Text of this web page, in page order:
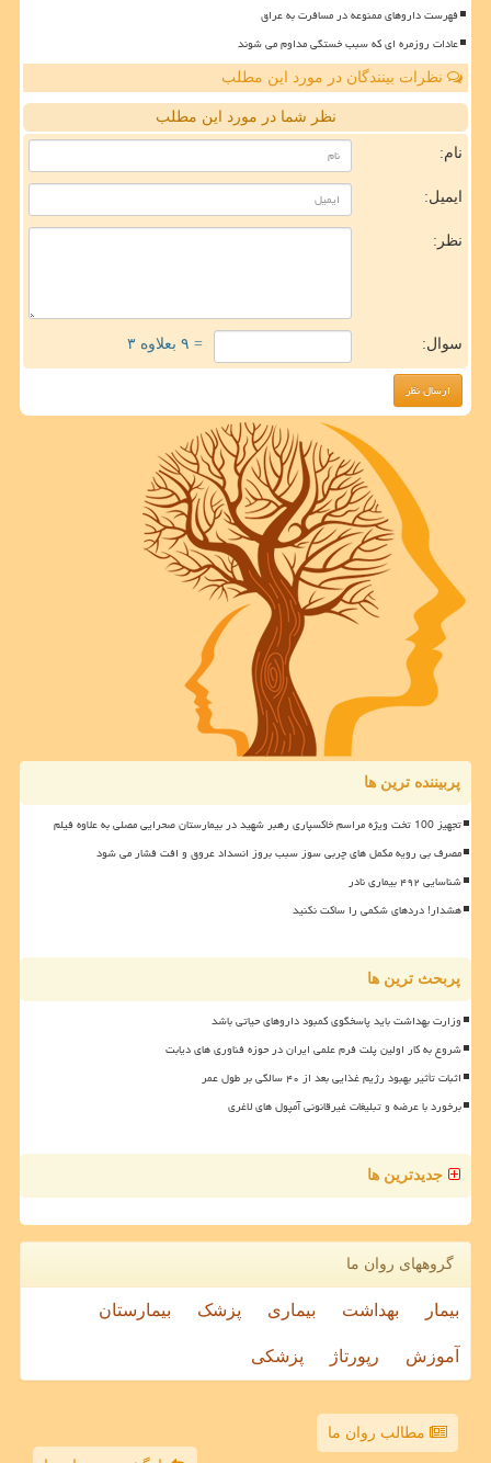
فهرست داروهای ممنوعه در مسافرت به عراق
عادات روزمره ای که سبب خستگی مداوم می شوند
نظرات بینندگان در مورد این مطلب
نظر شما در مورد این مطلب
نام:
ایمیل:
نظر:
سوال: = ۹ بعلاوه ۳
پربیننده ترین ها
تجهیز 100 تخت ویژه مراسم خاکسپاری رهبر شهید در بیمارستان صحرایی مصلی به علاوه فیلم
مصرف بی رویه مکمل های چربی سوز سبب بروز انسداد عروق و افت فشار می شود
شناسایی ۴۹۲ بیماری نادر
هشدار! دردهای شکمی را ساکت نکنید
پربحث ترین ها
وزارت بهداشت باید پاسخگوی کمبود داروهای حیاتی باشد
شروع به کار اولین پلت فرم علمی ایران در حوزه فناوری های دیابت
اثبات تأثیر بهبود رژیم غذایی بعد از ۴۰ سالگی بر طول عمر
برخورد با عرضه و تبلیغات غیرقانونی آمپول های لاغری
جدیدترین ها
گروههای روان ما
بیمار بهداشت بیماری پزشک بیمارستان
آموزش رپورتاژ پزشکی
مطالب روان ما